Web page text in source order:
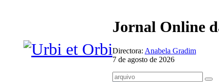
Jornal Online
Directora: Anabela Gradim
7 de agosto de 2026